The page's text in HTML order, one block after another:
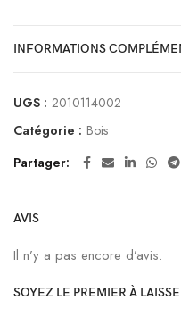
INFORMATIONS
UGS : 2010114002
Catégorie : Bois
Partager
AVIS
Il n’y a pas encore d’avis.
SOYEZ LE PREMIER À